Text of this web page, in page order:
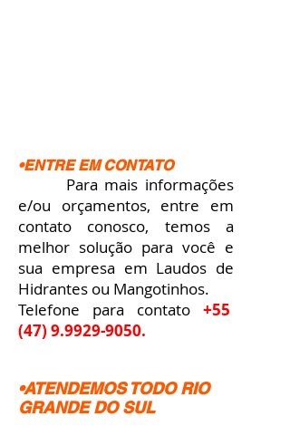
•ENTRE EM CONTATO
Para mais informações
e/ou orçamentos, entre em
contato conosco, temos a
melhor solução para você e
sua empresa em Laudos de
Hidrantes ou Mangotinhos.
Telefone para contato +55
(47) 9.9929-9050.
•ATENDEMOS TODO RIO
GRANDE DO SUL